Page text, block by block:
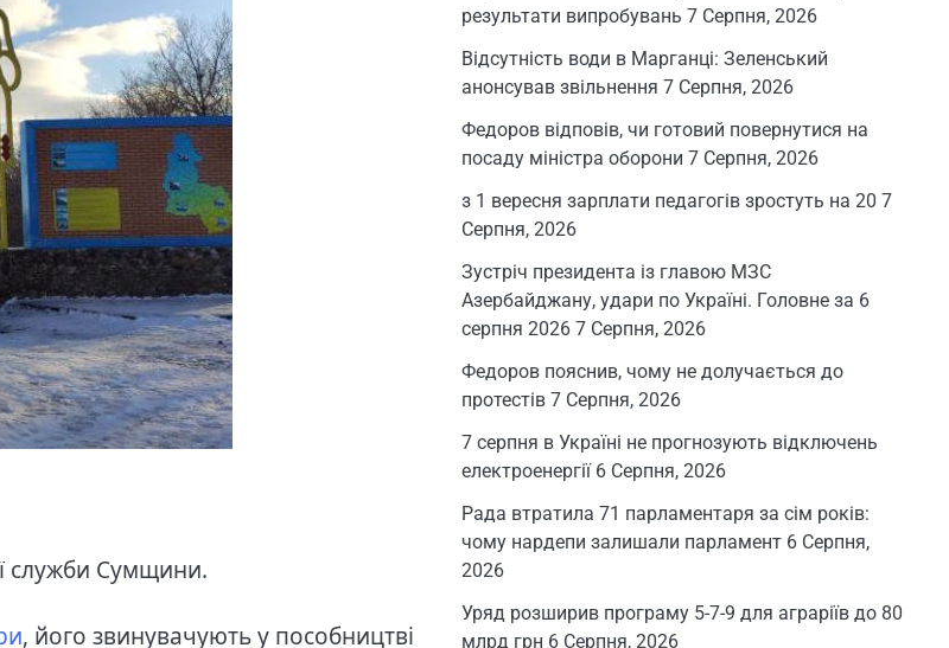
служби Сумщини.
, його звинувачують у пособництві
результати випробувань 7 Серпня, 2026
Відсутність води в Марганці: Зеленський
анонсував звільнення 7 Серпня, 2026
Федоров відповів, чи готовий повернутися на
посаду міністра оборони 7 Серпня, 2026
з 1 вересня зарплати педагогів зростуть на 20 7
Серпня, 2026
Зустріч президента із главою МЗС
Азербайджану, удари по Україні. Головне за 6
серпня 2026 7 Серпня, 2026
Федоров пояснив, чому не долучається до
протестів 7 Серпня, 2026
7 серпня в Україні не прогнозують відключень
електроенергії 6 Серпня, 2026
Рада втратила 71 парламентаря за сім років:
чому нардепи залишали парламент 6 Серпня,
2026
Уряд розширив програму 5-7-9 для аграріїв до 80
млрд грн 6 Серпня, 2026